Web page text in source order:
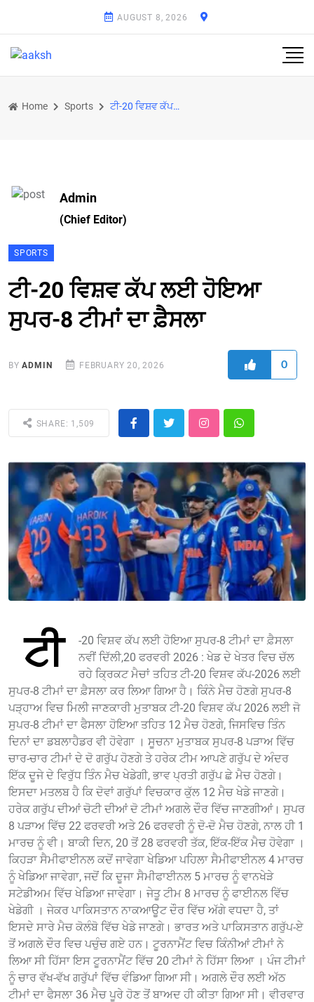
AUGUST 8, 2026
Home Sports ਟੀ-20 ਵਿਸ਼ਵ ਕੱਪ ਲਈ ਹੋਇਆ ਸੁਪਰ-8 ਟੀਮਾਂ ਦਾ ਫ਼ੈਸਲਾ
Admin
(Chief Editor)
SPORTS
ਟੀ-20 ਵਿਸ਼ਵ ਕੱਪ ਲਈ ਹੋਇਆ
ਸੁਪਰ-8 ਟੀਮਾਂ ਦਾ ਫ਼ੈਸਲਾ
BYADMIN FEBRUARY 20, 2026 0
SHARE: 1,509
ਟੀ
-20 ਵਿਸ਼ਵ ਕੱਪ ਲਈ ਹੋਇਆ ਸੁਪਰ-8 ਟੀਮਾਂ ਦਾ ਫ਼ੈਸਲਾ
ਨਵੀਂ ਦਿੱਲੀ,20 ਫਰਵਰੀ 2026 : ਖੇਡ ਦੇ ਖੇਤਰ ਵਿਚ ਚੱਲ
ਰਹੇ ਕ੍ਰਿਕਟ ਮੈਚਾਂ ਤਹਿਤ ਟੀ-20 ਵਿਸ਼ਵ ਕੱਪ-2026 ਲਈ
ਸੁਪਰ-8 ਟੀਮਾਂ ਦਾ ਫ਼ੈਸਲਾ ਕਰ ਲਿਆ ਗਿਆ ਹੈ। ਕਿੰਨੇ ਮੈਚ ਹੋਣਗੇ ਸੁਪਰ-8
ਪੜ੍ਹਾਅ ਵਿਚ ਮਿਲੀ ਜਾਣਕਾਰੀ ਮੁਤਾਬਕ ਟੀ-20 ਵਿਸ਼ਵ ਕੱਪ 2026 ਲਈ ਜੋ
ਸੁਪਰ-8 ਟੀਮਾਂ ਦਾ ਫੈਸਲਾ ਹੋਇਆ ਤਹਿਤ 12 ਮੈਚ ਹੋਣਗੇ, ਜਿਸਵਿਚ ਤਿੰਨ
ਦਿਨਾਂ ਦਾ ਡਬਲਾਹੈਡਰ ਵੀ ਹੋਵੇਗਾ । ਸੂਚਨਾ ਮੁਤਾਬਕ ਸੁਪਰ-8 ਪੜਾਅ ਵਿੱਚ
ਚਾਰ-ਚਾਰ ਟੀਮਾਂ ਦੇ ਦੋ ਗਰੁੱਪ ਹੋਣਗੇ ਤੇ ਹਰੇਕ ਟੀਮ ਆਪਣੇ ਗਰੁੱਪ ਦੇ ਅੰਦਰ
ਇੱਕ ਦੂਜੇ ਦੇ ਵਿਰੁੱਧ ਤਿੰਨ ਮੈਚ ਖੇਡੇਗੀ, ਭਾਵ ਪ੍ਰਤੀ ਗਰੁੱਪ ਛੇ ਮੈਚ ਹੋਣਗੇ।
ਇਸਦਾ ਮਤਲਬ ਹੈ ਕਿ ਦੋਵਾਂ ਗਰੁੱਪਾਂ ਵਿਚਕਾਰ ਕੁੱਲ 12 ਮੈਚ ਖੇਡੇ ਜਾਣਗੇ।
ਹਰੇਕ ਗਰੁੱਪ ਦੀਆਂ ਚੋਟੀ ਦੀਆਂ ਦੋ ਟੀਮਾਂ ਅਗਲੇ ਦੌਰ ਵਿੱਚ ਜਾਣਗੀਆਂ। ਸੁਪਰ
8 ਪੜਾਅ ਵਿੱਚ 22 ਫਰਵਰੀ ਅਤੇ 26 ਫਰਵਰੀ ਨੂੰ ਦੋ-ਦੋ ਮੈਚ ਹੋਣਗੇ, ਨਾਲ ਹੀ 1
ਮਾਰਚ ਨੂੰ ਵੀ। ਬਾਕੀ ਦਿਨ, 20 ਤੋਂ 28 ਫਰਵਰੀ ਤੱਕ, ਇੱਕ-ਇੱਕ ਮੈਚ ਹੋਵੇਗਾ ।
ਕਿਹੜਾ ਸੈਮੀਫਾਈਨਲ ਕਦੋਂ ਜਾਵੇਗਾ ਖੇਡਿਆ ਪਹਿਲਾ ਸੈਮੀਫਾਈਨਲ 4 ਮਾਰਚ
ਨੂੰ ਖੇਡਿਆ ਜਾਵੇਗਾ, ਜਦੋਂ ਕਿ ਦੂਜਾ ਸੈਮੀਫਾਈਨਲ 5 ਮਾਰਚ ਨੂੰ ਵਾਨਖੇੜੇ
ਸਟੇਡੀਅਮ ਵਿੱਚ ਖੇਡਿਆ ਜਾਵੇਗਾ। ਜੇਤੂ ਟੀਮ 8 ਮਾਰਚ ਨੂੰ ਫਾਈਨਲ ਵਿੱਚ
ਖੇਡੇਗੀ । ਜੇਕਰ ਪਾਕਿਸਤਾਨ ਨਾਕਆਊਟ ਦੌਰ ਵਿੱਚ ਅੱਗੇ ਵਧਦਾ ਹੈ, ਤਾਂ
ਇਸਦੇ ਸਾਰੇ ਮੈਚ ਕੋਲੰਬੋ ਵਿੱਚ ਖੇਡੇ ਜਾਣਗੇ। ਭਾਰਤ ਅਤੇ ਪਾਕਿਸਤਾਨ ਗਰੁੱਪ-ਏ
ਤੋਂ ਅਗਲੇ ਦੌਰ ਵਿਚ ਪਚੁੰਚ ਗਏ ਹਨ। ਟੂਰਨਾਮੈਂਟ ਵਿਚ ਕਿੰਨੀਆਂ ਟੀਮਾਂ ਨੇ
ਲਿਆ ਸੀ ਹਿੱਸਾ ਇਸ ਟੂਰਨਾਮੈਂਟ ਵਿੱਚ 20 ਟੀਮਾਂ ਨੇ ਹਿੱਸਾ ਲਿਆ । ਪੰਜ ਟੀਮਾਂ
ਨੂੰ ਚਾਰ ਵੱਖ-ਵੱਖ ਗਰੁੱਪਾਂ ਵਿੱਚ ਵੰਡਿਆ ਗਿਆ ਸੀ। ਅਗਲੇ ਦੌਰ ਲਈ ਅੱਠ
ਟੀਮਾਂ ਦਾ ਫੈਸਲਾ 36 ਮੈਚ ਪੂਰੇ ਹੋਣ ਤੋਂ ਬਾਅਦ ਹੀ ਕੀਤਾ ਗਿਆ ਸੀ। ਵੀਰਵਾਰ